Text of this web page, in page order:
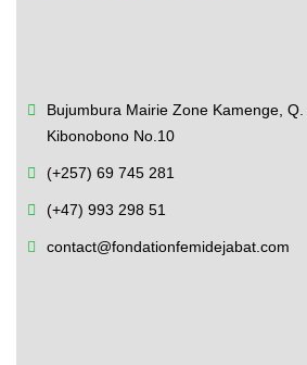
Bujumbura Mairie Zone Kamenge, Q.
Kibonobono No.10
(+257) 69 745 281
(+47) 993 298 51
contact@fondationfemidejabat.com